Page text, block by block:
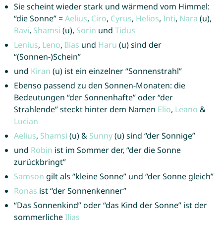
Sie scheint wieder stark und wärmend vom Himmel:
“die Sonne” =Aelius, Ciro, Cyrus, Helios, Inti, Nara (u),
Ravi, Shamsi (u), Sorin und Tidus
Lenius, Leno, Ilias und Haru (u) sind der
“(Sonnen-)Schein”
und Kiran (u) ist ein einzelner “Sonnenstrahl”
Ebenso passend zu den Sonnen-Monaten: die
Bedeutungen “der Sonnenhafte” oder “der
Strahlende” steckt hinter dem Namen Elio, Leano &
Lucian
Aelius, Shamsi (u) & Sunny(u) sind “der Sonnige”
und Robin ist im Sommer der, “der die Sonne
zurückbringt”
Samson gilt als “kleine Sonne” und “der Sonne gleich”
Ronas ist “der Sonnenkenner”
“Das Sonnenkind” oder “das Kind der Sonne” ist der
sommerlicheIlias